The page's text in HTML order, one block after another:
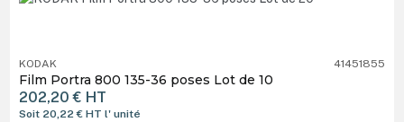
KODAK 41451855
Film Portra 800 135-36 poses Lot de 10
202,20 € HT
Soit 20,22 €HTl' unité